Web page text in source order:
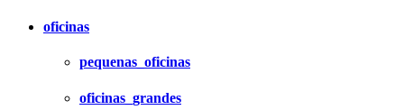
oficinas
pequenas_oficinas
oficinas_grandes